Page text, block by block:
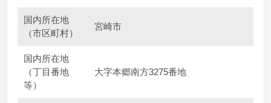
国内所在地
（市区町村）
宮崎市
国内所在地
（丁目番地
等）
大字本郷南方3275番地